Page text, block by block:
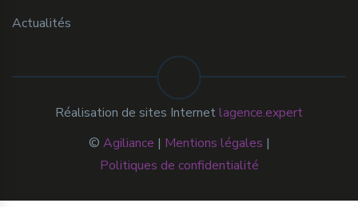
Actualités
© Agiliance | Mentions légales |
Politiques de confidentialité
Réalisation de sites Internetlagence.expert